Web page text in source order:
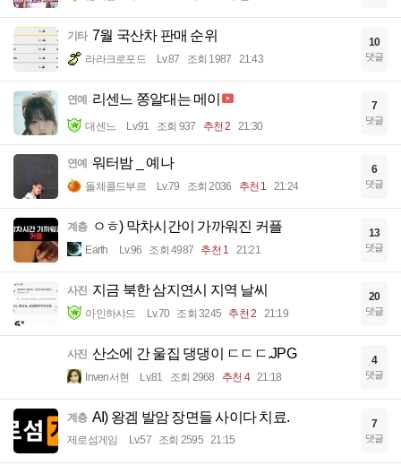
기타 7월 국산차 판매 순위
라라크로포드 Lv.87 조회 1987 21:43
10
댓글
연예 리센느 쫑알대는 메이
대센느 Lv.91 조회 937 추천 2 21:30
7
댓글
연예 워터밤 _ 예나
돌체콜드부르 Lv.79 조회 2036 추천 1 21:24
6
댓글
계층 ㅇㅎ) 막차시간이 가까워진 커플
Earth Lv.96 조회 4987 추천 1 21:21
13
댓글
사진 지금 북한 삼지연시 지역 날씨
아인하샤드 Lv.70 조회 3245 추천 2 21:19
20
댓글
사진 산소에 간 울집 댕댕이 ㄷㄷㄷ.JPG
Inven서현 Lv.81 조회 2968 추천 4 21:18
4
댓글
계층 AI) 왕겜 발암 장면들 사이다 치료.
제로섬게임 Lv.57 조회 2595 21:15
7
댓글